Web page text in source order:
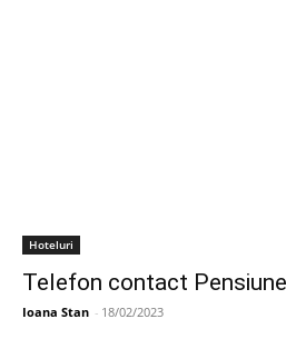
Hoteluri
Telefon contact
Ioana Stan - 18/02/2023